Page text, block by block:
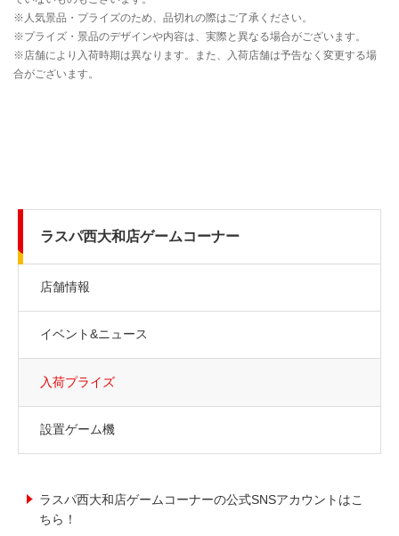
ラスパ西大和店ゲームコーナー
店舗情報
イベント&ニュース
入荷プライズ
設置ゲーム機
ラスパ西大和店ゲームコーナーの公式SNSアカウントはこ
ちら！